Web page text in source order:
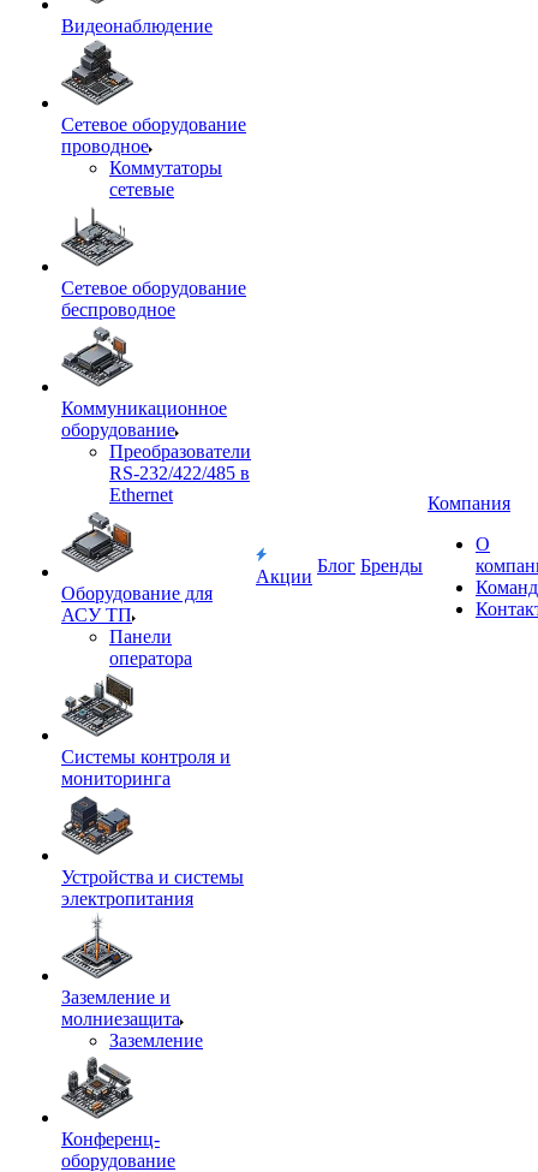
Видеонаблюдение
Сетевое оборудование
проводное
Коммутаторы
сетевые
Сетевое оборудование
беспроводное
Коммуникационное
оборудование
Преобразователи
RS-232/422/485 в
Ethernet
Оборудование для
АСУ ТП
Панели
оператора
Системы контроля и
мониторинга
Устройства и системы
электропитания
Заземление и
молниезащита
Заземление
Конференц-
оборудование
Акции
Блог Бренды
Компания
О